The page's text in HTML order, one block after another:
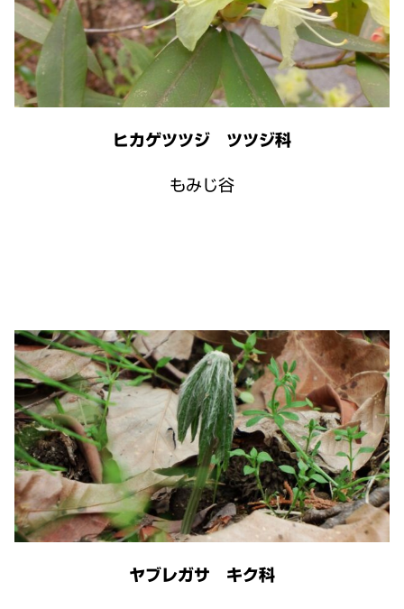
ヒカゲツツジ ツツジ科
もみじ谷
ヤブレガサ キク科